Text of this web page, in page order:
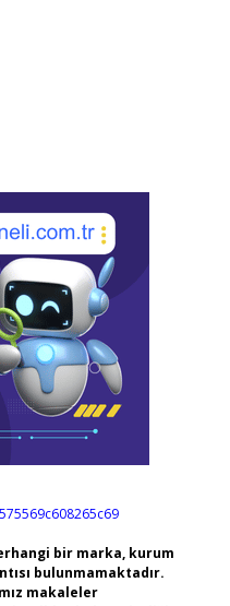
bir marka, kurum
bulunmamaktadır.
makaleler